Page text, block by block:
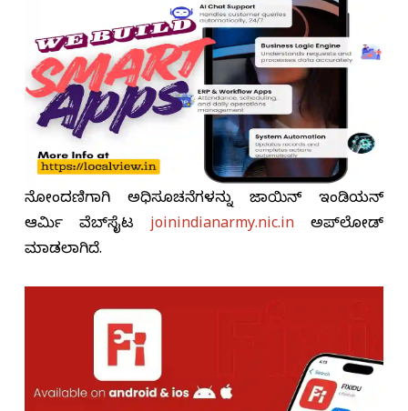
ನೋಂದಣಿಗಾಗಿ ಅಧಿಸೂಚನೆಗಳನ್ನು ಜಾಯಿನ್ ಇಂಡಿಯನ್
ಆರ್ಮಿ ವೆಬ್‌ಸೈಟjoinindianarmy.nic.in ಅಪ್‌ಲೋಡ್
ಮಾಡಲಾಗಿದೆ.